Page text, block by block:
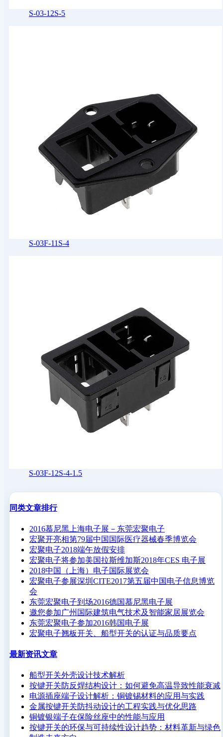
S-03-12S-5
S-03F-11S-4
S-03F-12S-4-1.5
同类文章排行
2016慕尼黑上海电子展－东莞宏聚电子
宏聚开亮相第79届中国国际医疗器械春季博览会
宏聚电子2018端午放假安排
宏聚电子将参加美国拉斯维加斯2018年CES 电子展
2018中国（上海）电子国际展览会
宏聚电子参展深圳CITE2017第五届中国电子信息博览
会
东莞宏聚电子到场2016德国慕尼黑电子展
邀您参加广州国际建筑电气技术及智能家居展览会
东莞宏聚电子参加2016韩国电子展
宏聚电子翘板开关、船型开关的认证与品质要点
最新资讯文章
船型开关外壳设计技术解析
按键开关防反焊结构设计：如何避免高温导致性能衰减
电源插座端子设计解析：铜镀锡材料的应用与实践
金属按键开关防抖动设计的工程实践与优化思路
铜镀银端子在保险丝座中的性能与应用
按键开关的环保与可持续性设计趋势：材料革新与绿色